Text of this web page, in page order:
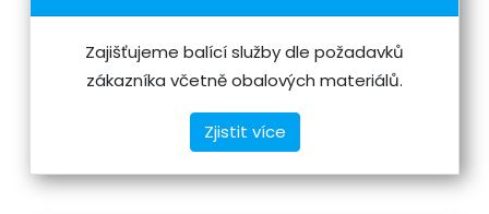
Zajišťujeme balící služby dle požadavků
zákazníka včetně obalových materiálů.
Zjistit více